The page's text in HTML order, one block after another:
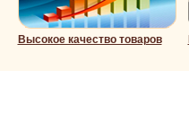
Высокое качество товаров